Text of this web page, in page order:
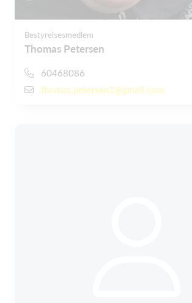
Bestyrelsesmedlem
Thomas Petersen
60468086
thomas.petersen1@gmail.com